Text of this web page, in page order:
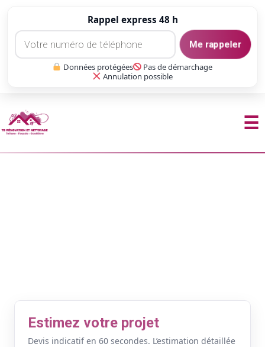
Rappel express 48 h
Me rappeler
Données protégées
Pas de démarchage
Annulation possible
☰
Estimez votre projet
Devis indicatif en 60 secondes. L’estimation détaillée